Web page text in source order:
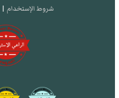
شروط الإستخدام |